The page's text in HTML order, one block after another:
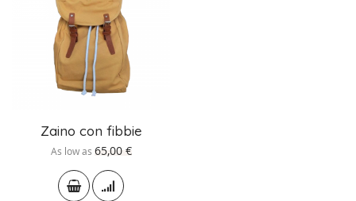
Zaino con fibbie
As low as 65,00 €